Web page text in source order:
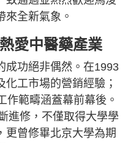
來全新氣象。
愛中醫藥產業
成功絕非偶然。在1993
工市場的營銷經驗；
作範疇涵蓋幕前幕後。
進修，不僅取得大學學
更曾修畢北京大學為期